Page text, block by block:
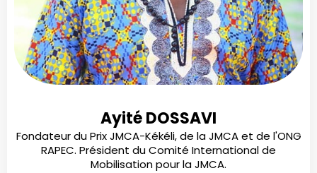
Ayité DOSSAVI
Fondateur du Prix JMCA-Kékéli, de la JMCA et de l'ONG
RAPEC. Président du Comité International de
Mobilisation pour la JMCA.